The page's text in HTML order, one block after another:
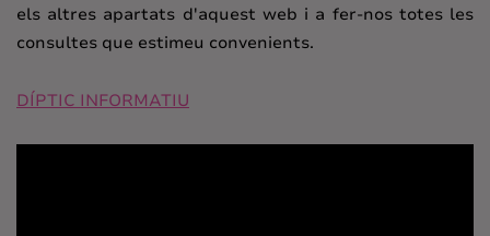
els altres apartats d'aquest web i a fer-nos totes les
consultes que estimeu convenients.
DÍPTIC INFORMATIU